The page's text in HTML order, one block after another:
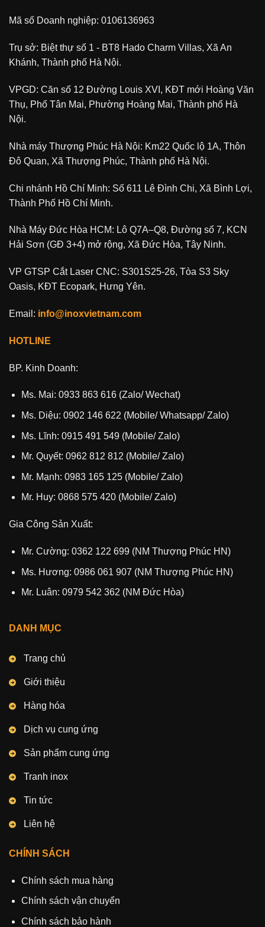
Mã số Doanh nghiệp: 0106136963
Trụ sở: Biệt thự số 1 - BT8 Hado Charm Villas, Xã An
Khánh, Thành phố Hà Nội.
VPGD: Căn số 12 Đường Louis XVI, KĐT mới Hoàng Văn
Thụ, Phố Tân Mai, Phường Hoàng Mai, Thành phố Hà
Nội.
Nhà máy Thượng Phúc Hà Nội: Km22 Quốc lộ 1A, Thôn
Đô Quan, Xã Thượng Phúc, Thành phố Hà Nội.
Chi nhánh Hồ Chí Minh: Số 611 Lê Đình Chi, Xã Bình Lợi,
Thành Phố Hồ Chí Minh.
Nhà Máy Đức Hòa HCM: Lô Q7A–Q8, Đường số 7, KCN
Hải Sơn (GĐ 3+4) mở rộng, Xã Đức Hòa, Tây Ninh.
VP GTSP Cắt Laser CNC: S301S25-26, Tòa S3 Sky
Oasis, KĐT Ecopark, Hưng Yên.
Email: info@inoxvietnam.com
HOTLINE
BP. Kinh Doanh:
Ms. Mai: 0933 863 616 (Zalo/ Wechat)
Ms. Diệu: 0902 146 622 (Mobile/ Whatsapp/ Zalo)
Ms. Lĩnh: 0915 491 549 (Mobile/ Zalo)
Mr. Quyết: 0962 812 812 (Mobile/ Zalo)
Mr. Mạnh: 0983 165 125 (Mobile/ Zalo)
Mr. Huy: 0868 575 420 (Mobile/ Zalo)
Gia Công Sản Xuất:
Mr. Cường: 0362 122 699 (NM Thượng Phúc HN)
Ms. Hương: 0986 061 907 (NM Thượng Phúc HN)
Mr. Luân: 0979 542 362 (NM Đức Hòa)
DANH MỤC
Trang chủ
Giới thiệu
Hàng hóa
Dịch vụ cung ứng
Sản phẩm cung ứng
Tranh inox
Tin tức
Liên hệ
CHÍNH SÁCH
Chính sách mua hàng
Chính sách vận chuyển
Chính sách bảo hành